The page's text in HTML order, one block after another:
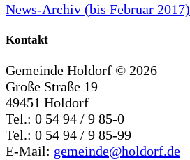
News-Archiv (bis Februar 2017)
Kontakt
Gemeinde Holdorf © 2026
Große Straße 19
49451 Holdorf
Tel.: 0 54 94 / 9 85-0
Tel.: 0 54 94 / 9 85-99
E-Mail: gemeinde@holdorf.de